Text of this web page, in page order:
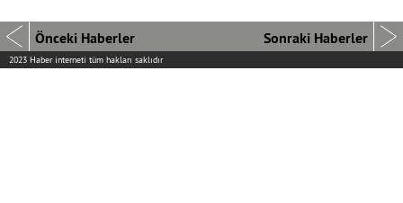
Önceki Haberler Sonraki Haberler
2023 Haber interneti tüm hakları saklıdır